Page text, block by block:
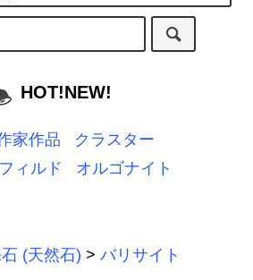
HOT!NEW!
家作品
クラスター
ィルド
オルゴナイト
(天然石) > バリサイト